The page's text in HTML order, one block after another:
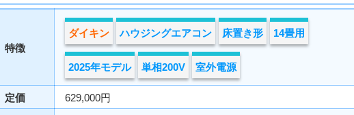
特徴
ダイキン ハウジングエアコン 床置き形 14畳用
2025年モデル 単相200V 室外電源
定価 629,000円